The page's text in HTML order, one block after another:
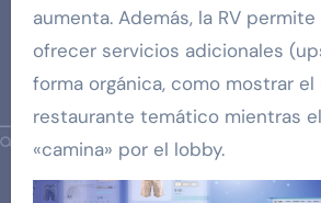
aumenta. Además, la RV
ofrecer servicios adicionales
forma orgánica, como mostrar
restaurante temático mientras
«camina» por el lobby.